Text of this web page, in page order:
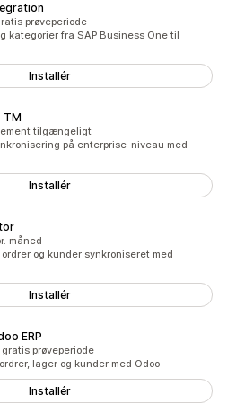
prøveperiode
kategorier fra SAP Business One til
Installér
TM
tilgængeligt
på enterprise-niveau med
Installér
måned
og kunder synkroniseret med
Installér
ERP
prøveperiode
lager og kunder med Odoo
Installér